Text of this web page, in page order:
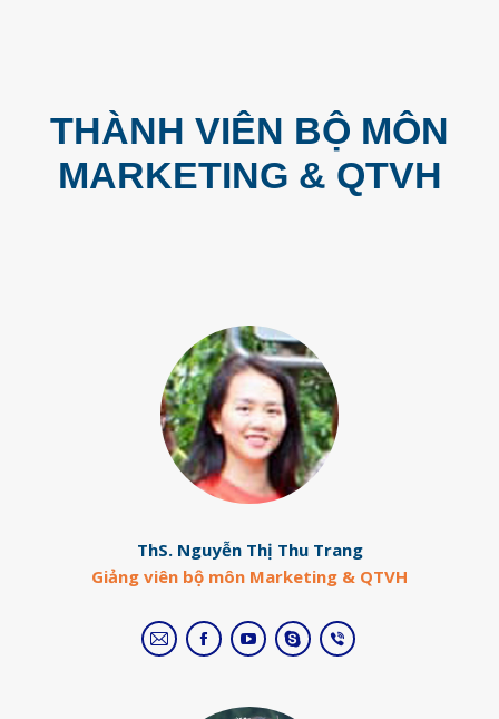
THÀNH VIÊN BỘ MÔN
MARKETING & QTVH
ThS. Nguyễn Thị Thu Trang
Giảng viên bộ môn Marketing & QTVH
E-
FacebookYouTube
SkypeViber